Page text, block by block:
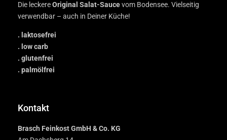
Die leckereOriginal Salat-Saucevom Bodensee. Vielseitig
verwendbar – auch in Deiner Küche!
. laktosefrei
. low carb
. glutenfrei
. palmölfrei
Kontakt
Brasch Feinkost GmbH & Co. KG